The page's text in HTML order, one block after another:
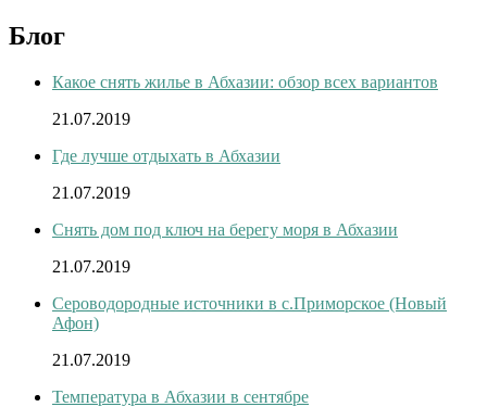
Блог
Какое снять жилье в Абхазии: обзор всех вариантов
21.07.2019
Где лучше отдыхать в Абхазии
21.07.2019
Снять дом под ключ на берегу моря в Абхазии
21.07.2019
Сероводородные источники в с.Приморское (Новый
Афон)
21.07.2019
Температура в Абхазии в сентябре